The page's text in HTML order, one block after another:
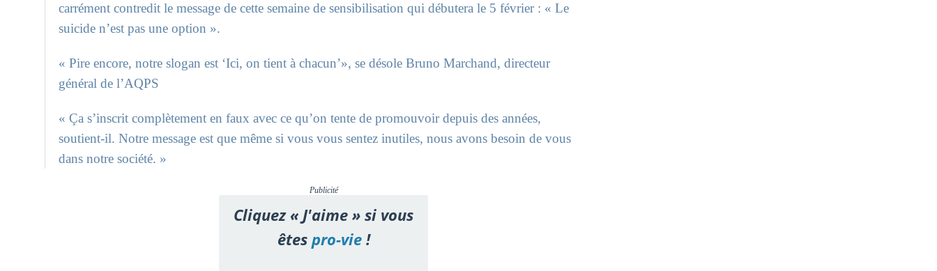
carrément contredit le message de cette semaine de sensibilisation qui débutera le 5 février : « Le
suicide n’est pas une option ».
« Pire encore, notre slogan est ‘Ici, on tient à chacun’», se désole Bruno Marchand, directeur
général de l’AQPS
« Ça s’inscrit complètement en faux avec ce qu’on tente de promouvoir depuis des années,
soutient-il. Notre message est que même si vous vous sentez inutiles, nous avons besoin de vous
dans notre société. »
Publicité
Cliquez « J'aime » si vous
êtespro-vie!